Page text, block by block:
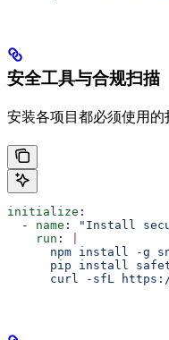
安全工具与合规扫描
安装各项目都必须使用的
initialize :
  -
name :
"Install
    run
:
npm install -g
pip install
curl -sfL